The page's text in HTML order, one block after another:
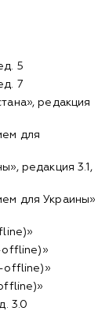
5
7
редакция
для
редакция 3.1,
для Украины»
offline)»
offline)»
3.0